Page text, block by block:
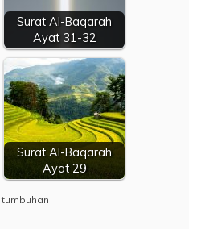
Surat Al-Baqarah
Ayat 31-32
Surat Al-Baqarah
Ayat 29
,tumbuhan